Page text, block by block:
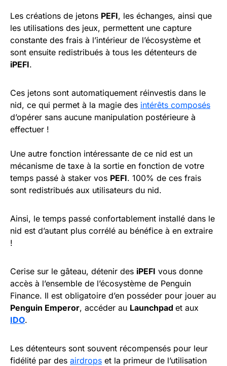
Les créations de jetons PEFI, les échanges, ainsi que
les utilisations des jeux, permettent une capture
constante des frais à l’intérieur de l’écosystème et
sont ensuite redistribués à tous les détenteurs de
iPEFI.
Ces jetons sont automatiquement réinvestis dans le
nid, ce qui permet à la magie des intérêts composés
d’opérer sans aucune manipulation postérieure à
effectuer !
Une autre fonction intéressante de ce nid est un
mécanisme de taxe à la sortie en fonction de votre
temps passé à staker vos PEFI. 100% de ces frais
sont redistribués aux utilisateurs du nid.
Ainsi, le temps passé confortablement installé dans le
nid est d’autant plus corrélé au bénéfice à en extraire
!
Cerise sur le gâteau, détenir des iPEFI vous donne
accès à l’ensemble de l’écosystème de Penguin
Finance. Il est obligatoire d’en posséder pour jouer au
Penguin Emperor, accéder au Launchpad et aux
IDO.
Les détenteurs sont souvent récompensés pour leur
fidélité par des airdrops et la primeur de l’utilisation